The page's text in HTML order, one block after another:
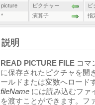
picture
ピクチャー
ピ
*
演算子 指
説明
READ PICTURE FILE コマ
に保存されたピクチャを開
ールドまたは変数へロード
fileName には読み込むファ
を渡すことができます。フ